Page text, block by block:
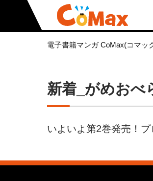
電子書籍マンガ CoMax(コマッ
新着_がめおべ
いよいよ第2巻発売！